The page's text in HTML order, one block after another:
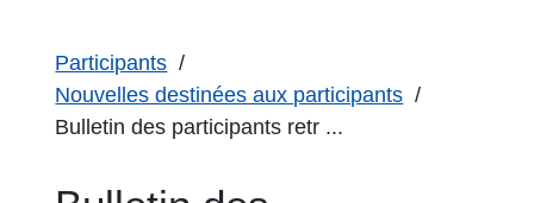
Participants
Nouvelles destinées aux participants
Bulletin des participants retr ...